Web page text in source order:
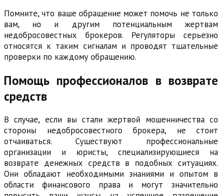
Помните, что ваше обращение может помочь не только
вам, но и другим потенциальным жертвам
недобросовестных брокеров. Регуляторы серьезно
относятся к таким сигналам и проводят тщательные
проверки по каждому обращению.
Помощь профессионалов в возврате
средств
В случае, если вы стали жертвой мошенничества со
стороны недобросовестного брокера, не стоит
отчаиваться. Существуют профессиональные
организации и юристы, специализирующиеся на
возврате денежных средств в подобных ситуациях.
Они обладают необходимыми знаниями и опытом в
области финансового права и могут значительно